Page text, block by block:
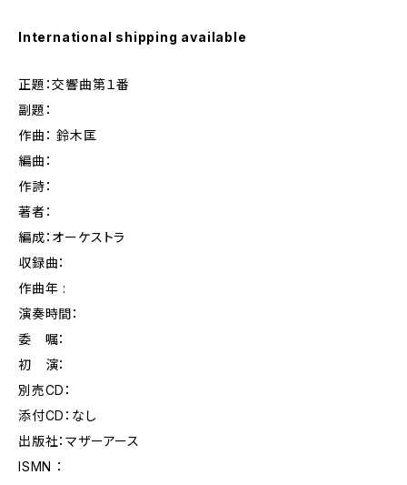
International shipping available
正題：交響曲第１番
副題：
作曲： 鈴木匡
編曲：
作詩：
著者：
編成：オーケストラ
収録曲：
作曲年 :
演奏時間：
委 嘱：
初 演：
別売CD：
添付CD：なし
出版社：マザーアース
ISMN ：